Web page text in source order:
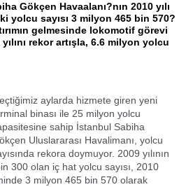
Gökçen Havaalanı?nın 2010 yılı
yolcu sayısı 3 milyon 465 bin 570?
gelmesinde lokomotif görevi
rekor artışla, 6.6 milyon yolcu
aylarda hizmete giren yeni
binası ile 25 milyon yolcu
sahip İstanbul Sabiha
Uluslararası Havalimanı, yolcu
rekora doymuyor. 2009 yılının
300 olan iç hat yolcu sayısı, 2010
3 milyon 465 bin 570 olarak